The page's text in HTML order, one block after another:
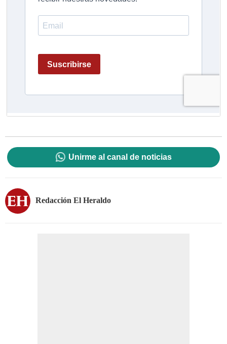
Unirme al canal de noticias
Redacción El Heraldo